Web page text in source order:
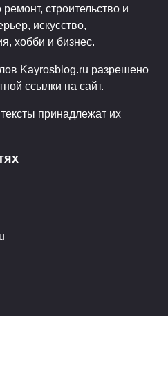
строительство и
искусство,
хобби и бизнес.
Kayrosblog.ru разрешено
ссылки на сайт.
принадлежат их